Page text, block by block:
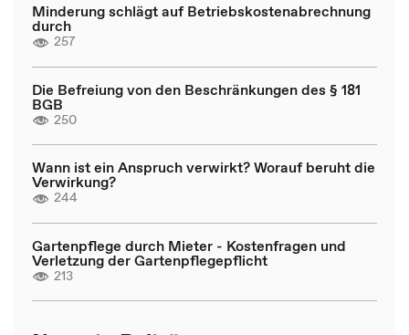
Minderung schlägt auf Betriebskostenabrechnung
durch
257
Die Befreiung von den Beschränkungen des § 181
BGB
250
Wann ist ein Anspruch verwirkt? Worauf beruht die
Verwirkung?
244
Gartenpflege durch Mieter - Kostenfragen und
Verletzung der Gartenpflegepflicht
213